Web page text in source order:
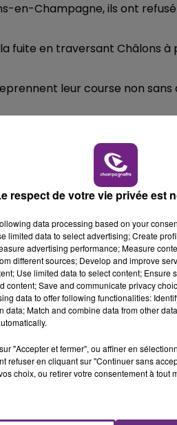
10h00 - 14h00
LE TICKET DE CAISSE
en-Champagne, ils ont
fuite en traversant Châlons à
leur course non
et des gendarmes.
près de 40 km.
des examens médicaux, le
la présence de drogue.
être jugé en
respect de votre vie privée est
data processing based on your
limited data to select advertising; Create
advertising performance; Measure
different sources; Develop and improve
Use limited data to select content; Ensure
content; Save and communicate privacy
data to offer following functionalities:
data; Match and combine data from other
"Accepter et fermer", ou affiner en
refuser en cliquant sur "Continuer sans
choix, ou retirer votre consentement à tout